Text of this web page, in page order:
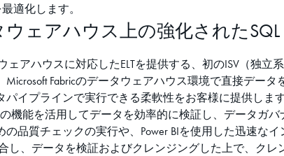
適化します。
ウェアハウス上の強化されたSQL
ェアハウスに対応したELTを提供する、初のISV（独
Fabricのデータウェアハウス環境で直接デー
イプラインで実行できる柔軟性をお客様に提供します
の機能を活用してデータを効率的に検証し、データガ
品質チェックの実行や、Power BIを使用した迅速な
し、データを検証およびクレンジングした上で、ク